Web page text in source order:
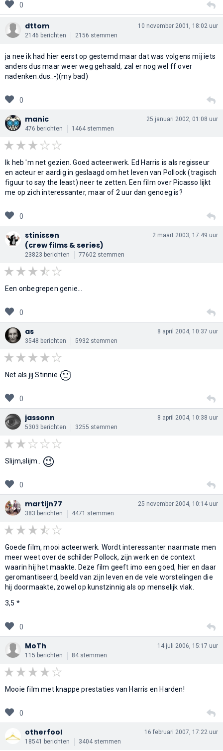
0
dttom
2146 berichten 2156 stemmen
10 november 2001, 18:02 uur
ja nee ik had hier eerst op gestemd maar dat was volgens mij iets
anders dus maar weer weg gehaald, zal er nog wel ff over
nadenken.dus.:-)(my bad)
0
manic
476 berichten 1464 stemmen
25 januari 2002, 01:08 uur
Ik heb 'm net gezien. Goed acteerwerk. Ed Harris is als regisseur
en acteur er aardig in geslaagd om het leven van Pollock (tragisch
figuur to say the least) neer te zetten. Een film over Picasso lijkt
me op zich interessanter, maar of 2 uur dan genoeg is?
0
stinissen
(crew films & series)
23823 berichten 77602 stemmen
2 maart 2003, 17:49 uur
Een onbegrepen genie...
0
as
3548 berichten 5932 stemmen
8 april 2004, 10:37 uur
Net als jij Stinnie 🙂
0
jassonn
5303 berichten 3255 stemmen
8 april 2004, 10:38 uur
Slijm,slijm.. 😉
0
martijn77
383 berichten 4471 stemmen
25 november 2004, 10:14 uur
Goede film, mooi acteerwerk. Wordt interessanter naarmate men
meer weet over de schilder Pollock, zijn werk en de context
waarin hij het maakte. Deze film geeft imo een goed, hier en daar
geromantiseerd, beeld van zijn leven en de vele worstelingen die
hij doormaakte, zowel op kunstzinnig als op menselijk vlak.
3,5 *
0
MoTh
115 berichten 84 stemmen
14 juli 2006, 15:17 uur
Mooie film met knappe prestaties van Harris en Harden!
0
otherfool
18541 berichten 3404 stemmen
16 februari 2007, 17:22 uur